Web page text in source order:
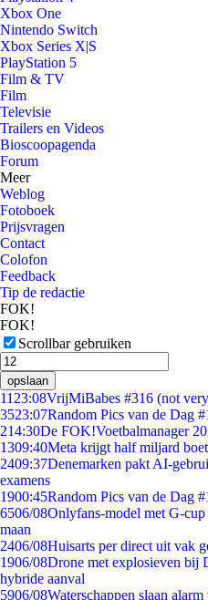
Xbox One
Nintendo Switch
Xbox Series X|S
PlayStation 5
Film & TV
Film
Televisie
Trailers en Videos
Bioscoopagenda
Forum
Meer
Weblog
Fotoboek
Prijsvragen
Contact
Colofon
Feedback
Tip de redactie
FOK!
FOK!
Scrollbar gebruiken
opslaan
11 23:08VrijMiBabes #316 (not
3523:07Random Pics van de Dag
214:30De FOK!Voetbalmanager
1309:40Meta krijgt half miljard
2409:37Denemarken pakt AI-
examens
1900:45Random Pics van de Dag
6506/08Onlyfans-model met G-
maan
2406/08Huisarts per direct uit vak
1906/08Drone met explosieven bij
hybride aanval
5906/08Waterschappen slaan